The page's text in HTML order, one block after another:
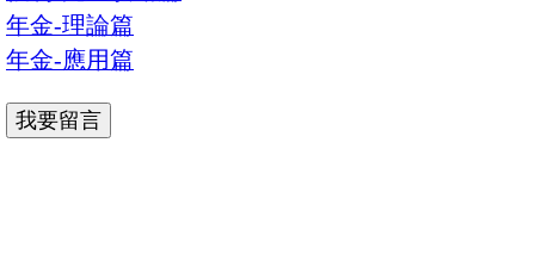
年金-理論篇
年金-應用篇